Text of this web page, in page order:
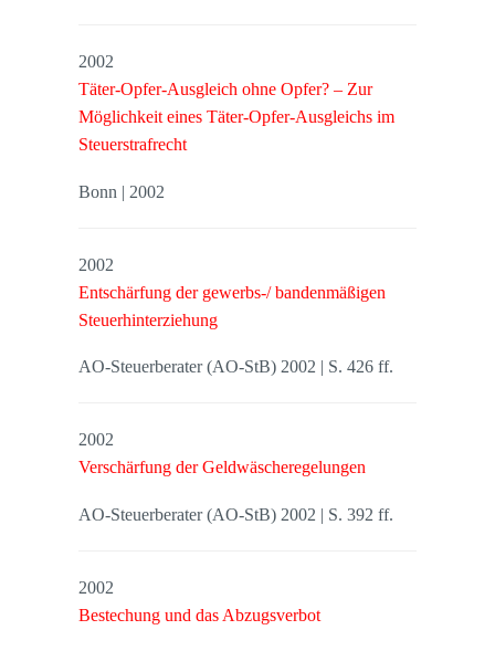
2002
Täter-Opfer-Ausgleich ohne Opfer? – Zur
Möglichkeit eines Täter-Opfer-Ausgleichs im
Steuerstrafrecht
Bonn | 2002
2002
Entschärfung der gewerbs-/ bandenmäßigen
Steuerhinterziehung
AO-Steuerberater (AO-StB) 2002 | S. 426 ff.
2002
Verschärfung der Geldwäscheregelungen
AO-Steuerberater (AO-StB) 2002 | S. 392 ff.
2002
Bestechung und das Abzugsverbot